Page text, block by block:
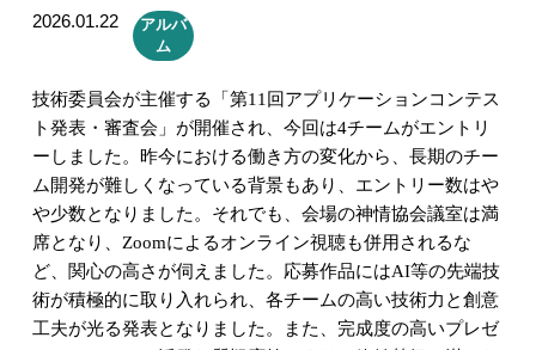
2026.01.22
アルバ
ム
技術委員会が主催する「第11回アプリケーションコンテス
ト発表・審査会」が開催され、今回は4チームがエントリ
ーしました。昨今における働き方の変化から、長期のチー
ム開発が難しくなっている背景もあり、エントリー数はや
や少数となりました。それでも、会場の神情協会議室は満
席となり、 Zoomによるオンライン視聴も併用されるな
ど、関心の高さが伺えました。応募作品にはAI等の先端技
術が積極的に取り入れられ、各チームの高い技術力と創意
工夫が光る発表となりました。また、完成度の高いプレゼ